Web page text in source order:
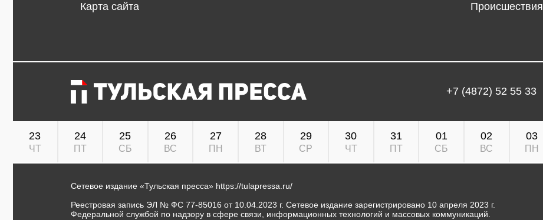
Карта сайта
Происшествия
+7 (4872) 52 55 33
23
ЧТ
24
ПТ
25
СБ
26
ВС
27
ПН
28
ВТ
29
СР
30
ЧТ
31
ПТ
01
СБ
02
ВС
03
ПН
Сетевое издание «Тульская пресса» https://tulapressa.ru/
Реестровая запись ЭЛ № ФС 77-85016 от 10.04.2023 г. Сетевое издание зарегистрировано 10 апреля 2023 г.
Федеральной службой по надзору в сфере связи, информационных технологий и массовых коммуникаций.